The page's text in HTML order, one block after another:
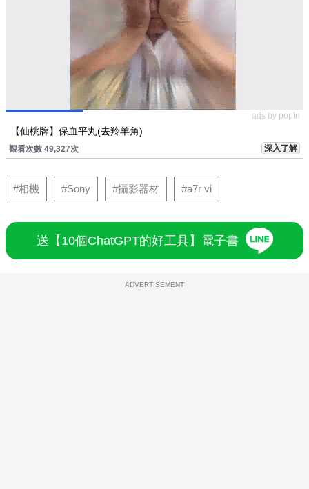
ads by popIn
【仙桃牌】保血平丸(去羚羊角)
觀看次數 49,327次 深入了解
#相機 #Sony #攝影器材 #a7r vi
送【10個ChatGPT的好工具】電子書
ADVERTISEMENT